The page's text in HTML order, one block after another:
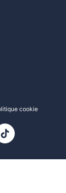
cookie